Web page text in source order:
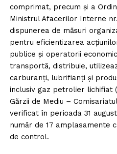
comprimat, precum și a
Ministrul Afacerilor Interne
dispunerea de măsuri
pentru eficientizarea
publice și operatorii
transportă, distribuie,
carburanți, lubrifianți și
inclusiv gaz petrolier lichifiat
Gărzii de Mediu –
verificat în perioada 31
număr de 17 amplasamente
de control.